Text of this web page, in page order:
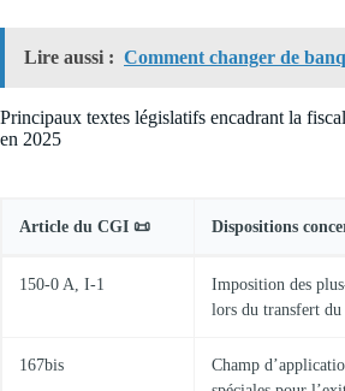
Lire aussi : Comment changer de
Principaux textes législatifs encadrant la
en 2025
Article du CGI 📜 Dispositions
150-0 A, I-1
Imposition des
lors du transfert
167bis
Champ